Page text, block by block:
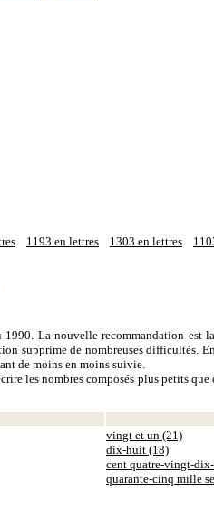
1193 en lettres 1303 en lettres
1990. La nouvelle recommandation
supprime de nombreuses difficultés.
de moins en moins suivie.
les nombres composés plus petits
vingt et un (21)
dix-huit (18)
cent quatre-vingt-
quarante-cinq mille